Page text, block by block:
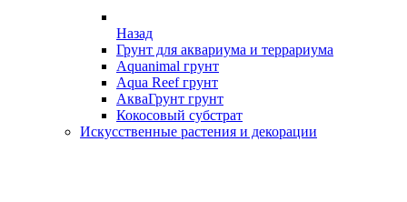
Назад
Грунт для аквариума и террариума
Aquanimal грунт
Aqua Reef грунт
АкваГрунт грунт
Кокосовый субстрат
Искусственные растения и декорации